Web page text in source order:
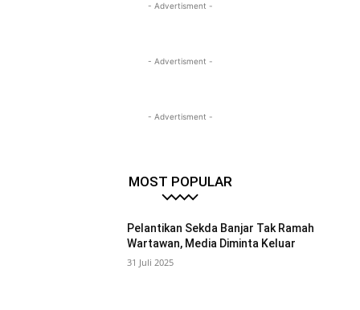
- Advertisment -
- Advertisment -
- Advertisment -
MOST POPULAR
Pelantikan Sekda Banjar Tak Ramah
Wartawan, Media Diminta Keluar
31 Juli 2025